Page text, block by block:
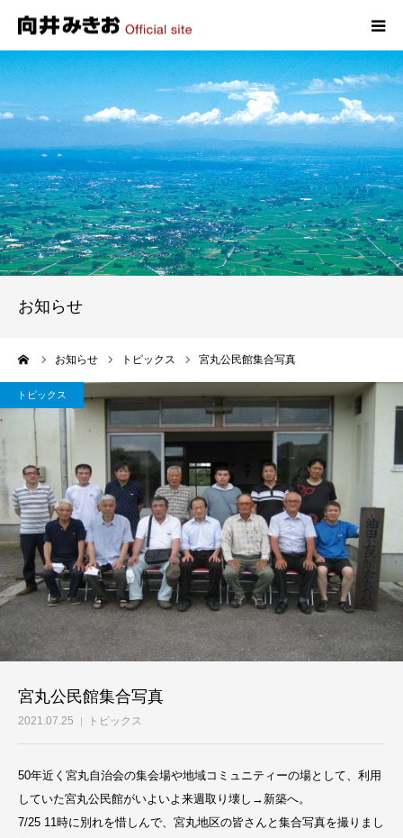
お知らせ
お知らせ トピックス 宮丸公民館集合写真
トピックス
宮丸公民館集合写真
2021.07.25 トピックス
50年近く宮丸自治会の集会場や地域コミュニティーの場として、利用
していた宮丸公民館がいよいよ来週取り壊し→新築へ。
7/25 11時に別れを惜しんで、宮丸地区の皆さんと集合写真を撮りまし
HOME
プロフィール
政策
活動報告